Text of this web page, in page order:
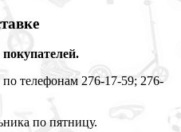
по телефонам 276-17-59; 276-
по пятницу.